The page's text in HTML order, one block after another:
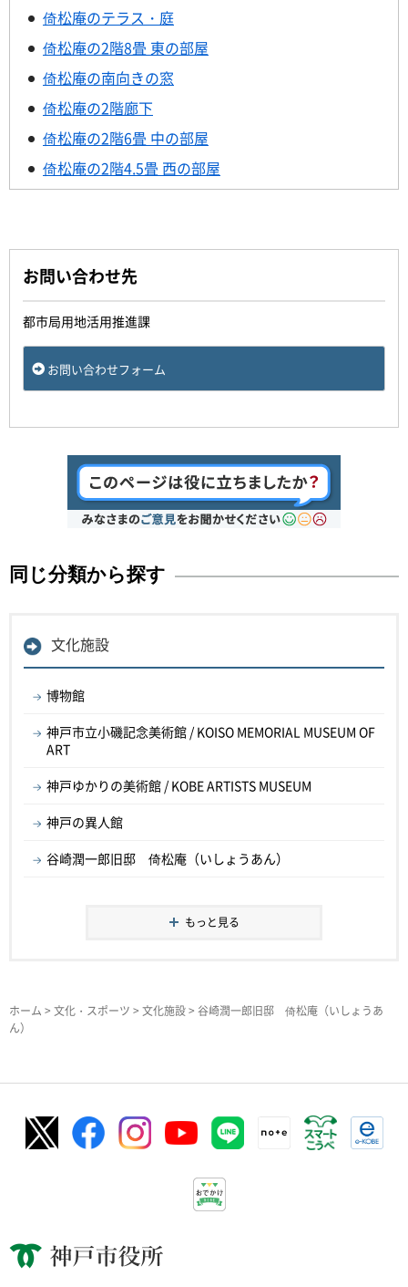
倚松庵のテラス・庭
倚松庵の2階8畳 東の部屋
倚松庵の南向きの窓
倚松庵の2階廊下
倚松庵の2階6畳 中の部屋
倚松庵の2階4.5畳 西の部屋
お問い合わせ先
都市局用地活用推進課
お問い合わせフォーム
同じ分類から探す
文化施設
博物館
神戸市立小磯記念美術館 / KOISO MEMORIAL MUSEUM OF
ART
神戸ゆかりの美術館 / KOBE ARTISTS MUSEUM
神戸の異人館
谷崎潤一郎旧邸 倚松庵（いしょうあん）
もっと見る
ホーム > 文化・スポーツ > 文化施設> 谷崎潤一郎旧邸 倚松庵（いしょうあ
ん）
神戸市役所